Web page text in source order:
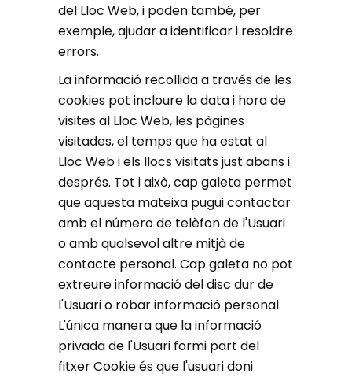
del Lloc Web, i poden també, per
exemple, ajudar a identificar i resoldre
errors.
La informació recollida a través de les
cookies pot incloure la data i hora de
visites al Lloc Web, les pàgines
visitades, el temps que ha estat al
Lloc Web i els llocs visitats just abans i
després. Tot i això, cap galeta permet
que aquesta mateixa pugui contactar
amb el número de telèfon de l'Usuari
o amb qualsevol altre mitjà de
contacte personal. Cap galeta no pot
extreure informació del disc dur de
l'Usuari o robar informació personal.
L'única manera que la informació
privada de l'Usuari formi part del
fitxer Cookie és que l'usuari doni